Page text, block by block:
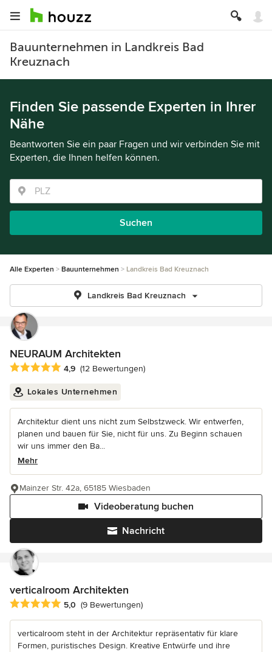
Bauunternehmen in Landkreis Bad
Kreuznach
Finden Sie passende Experten in Ihrer
Nähe
Beantworten Sie ein paar Fragen und wir verbinden Sie mit
Experten, die Ihnen helfen können.
Suchen
Alle Experten Bauunternehmen Landkreis Bad Kreuznach
Landkreis Bad Kreuznach
NEURAUM Architekten
Durchschnittliche Bewertung: 4.9 von 5 Sternen
4,9 (12 Bewertungen)
Lokales Unternehmen
Architektur dient uns nicht zum Selbstzweck. Wir entwerfen,
planen und bauen für Sie, nicht für uns. Zu Beginn schauen
wir uns immer den Ba...
Mehr
Nachricht
Videoberatung buchen
Mainzer Str. 42a, 65185 Wiesbaden
verticalroom Architekten
Durchschnittliche Bewertung: 5 von 5 Sternen
5,0 (9 Bewertungen)
verticalroom steht in der Architektur repräsentativ für klare
Formen, puristisches Design. Kreative Entwürfe und ihre